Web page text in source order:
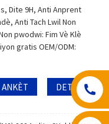
Dite 9H, Anti Anprent
Anti Tach Lwil Non
pwodwi: Fim Vè Klè
gratis OEM/ODM:
ANKÈT DETAY